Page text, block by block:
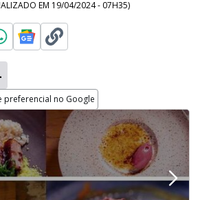
EM 19/04/2024 - 07H35)
preferencial no Google